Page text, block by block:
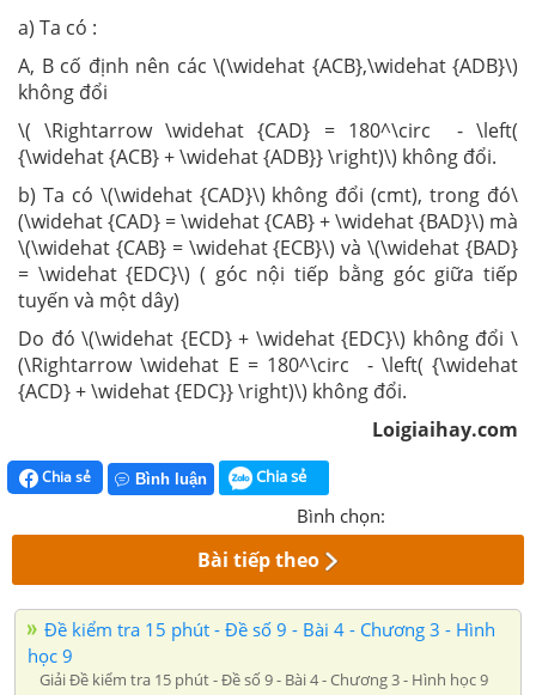
a) Ta có :
A, B cố định nên các \(\widehat {ACB},\widehat {ADB}\)
không đổi
\( \Rightarrow \widehat {CAD} = 180^\circ - \left(
{\widehat {ACB} + \widehat {ADB}} \right)\) không đổi.
b) Ta có \(\widehat {CAD}\) không đổi (cmt), trong đó\
(\widehat {CAD} = \widehat {CAB} + \widehat {BAD}\) mà
\(\widehat {CAB} = \widehat {ECB}\) và \(\widehat {BAD}
= \widehat {EDC}\) ( góc nội tiếp bằng góc giữa tiếp
tuyến và một dây)
Do đó \(\widehat {ECD} + \widehat {EDC}\) không đổi \
(\Rightarrow \widehat E = 180^\circ - \left( {\widehat
{ACD} + \widehat {EDC}} \right)\) không đổi.
Loigiaihay.com
Chia sẻ Bình luận Chia sẻ
Bình chọn:
Bài tiếp theo
Đề kiểm tra 15 phút - Đề số 9 - Bài 4 - Chương 3 - Hình
học 9
Giải Đề kiểm tra 15 phút - Đề số 9 - Bài 4 - Chương 3 - Hình học 9